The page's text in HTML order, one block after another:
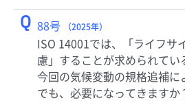
Q 88号 （2025年）
ISO 14001では、「ライフサ
慮」することが求められてい
今回の気候変動の規格追補に
でも、必要になってきますか